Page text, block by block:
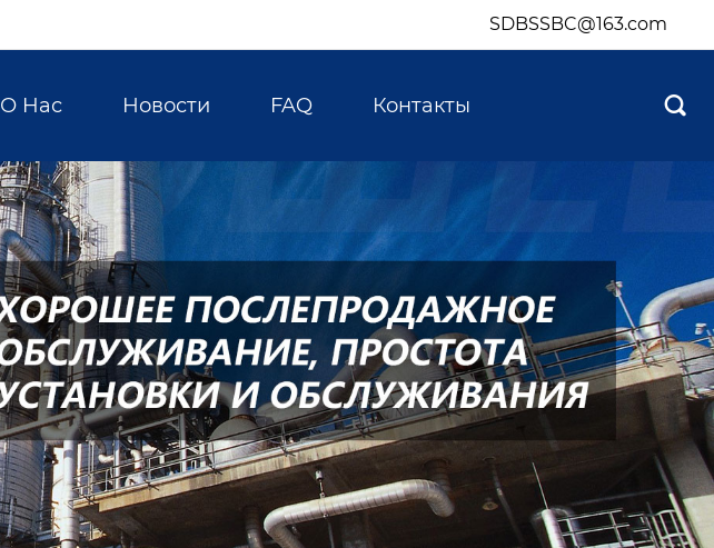
SDBSSBC@163.com
О Hас Новости FAQ Контакты 